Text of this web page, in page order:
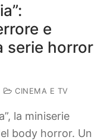
e
serie horror
CINEMA E TV
la miniserie
body horror. Un